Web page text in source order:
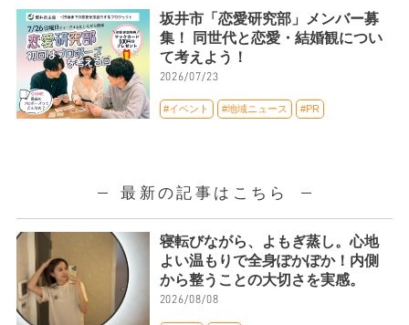
坂井市「恋愛研究部」メンバー募
集！ 同世代と恋愛・結婚観につい
て考えよう！
2026/07/23
#イベント #地域ニュース #PR
最新の記事はこちら
寝転びながら、よもぎ蒸し。心地
よい温もりで全身ぽかぽか！内側
から整うことの大切さを実感。
2026/08/08